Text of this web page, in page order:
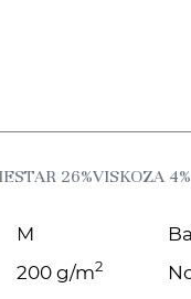
26%VISKOZA
M
200 g/m2